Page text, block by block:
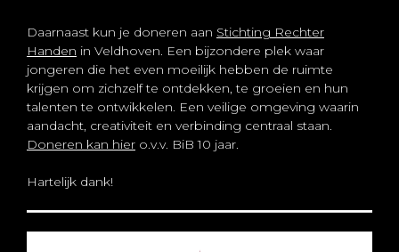
Daarnaast kun je doneren aan Stichting Rechter
Handen in Veldhoven. Een bijzondere plek waar
jongeren die het even moeilijk hebben de ruimte
krijgen om zichzelf te ontdekken, te groeien en hun
talenten te ontwikkelen. Een veilige omgeving waarin
aandacht, creativiteit en verbinding centraal staan.
Doneren kan hier o.v.v. BiB 10 jaar.
Hartelijk dank!